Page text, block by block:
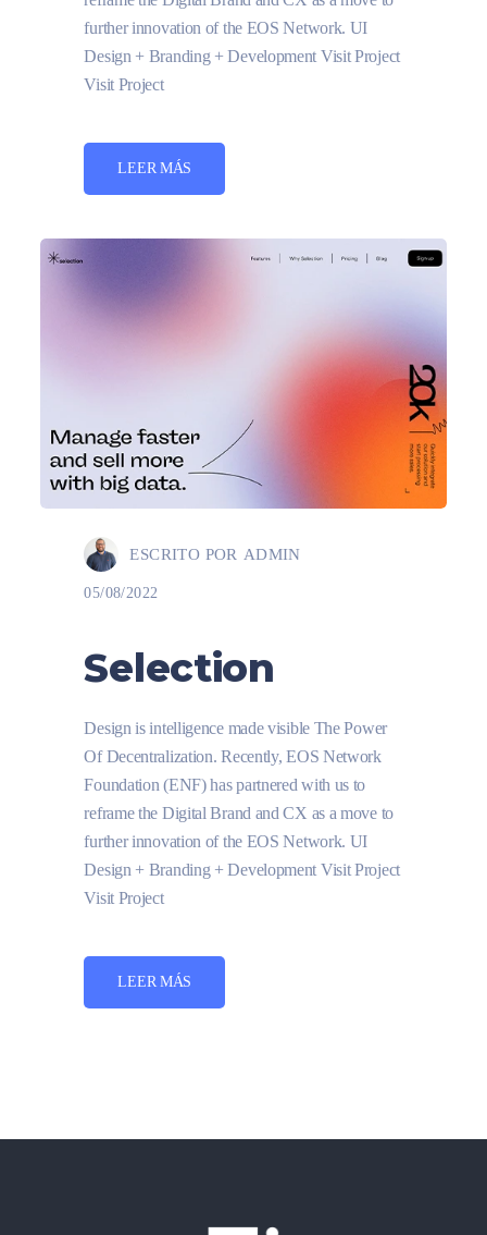
further innovation of the EOS Network. UI
Design + Branding + Development Visit Project
Visit Project
LEER MÁS
ESCRITO POR ADMIN
05/08/2022
Selection
Design is intelligence made visible The Power
Of Decentralization. Recently, EOS Network
Foundation (ENF) has partnered with us to
reframe the Digital Brand and CX as a move to
further innovation of the EOS Network. UI
Design + Branding + Development Visit Project
Visit Project
LEER MÁS